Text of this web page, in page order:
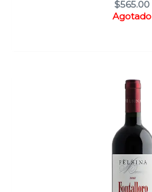
$565.00
Agotado